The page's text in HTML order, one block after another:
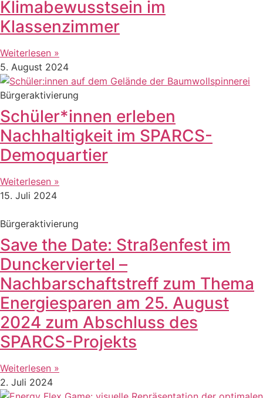
Klimabewusstsein im
Klassenzimmer
Weiterlesen »
5. August 2024
Bürgeraktivierung
Schüler*innen erleben
Nachhaltigkeit im SPARCS-
Demoquartier
Weiterlesen »
15. Juli 2024
Bürgeraktivierung
Save the Date: Straßenfest im
Dunckerviertel –
Nachbarschaftstreff zum Thema
Energiesparen am 25. August
2024 zum Abschluss des
SPARCS-Projekts
Weiterlesen »
2. Juli 2024